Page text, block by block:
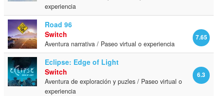
experiencia
Road 96
7.65
Switch
Aventura narrativa / Paseo virtual o experiencia
Eclipse: Edge of Light
6.3
Switch
Aventura de exploración y puzles / Paseo virtual o
experiencia